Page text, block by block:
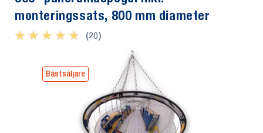
monteringssats, 800 mm diameter
★ ★ ★ ★ ★
★ ★ ★ ★ ★ (20)
Bästsäljare